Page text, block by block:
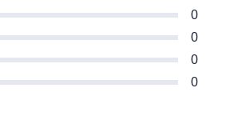
0
0
0
0